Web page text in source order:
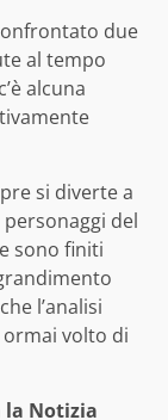
due
al tempo
alcuna
si diverte a
personaggi del
sono finiti
l’analisi
volto di
la Notizia